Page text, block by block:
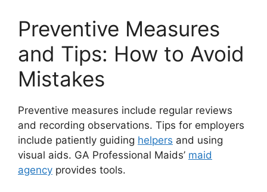
Preventive Measures
and Tips: How to Avoid
Mistakes
Preventive measures include regular reviews
and recording observations. Tips for employers
include patiently guiding helpers and using
visual aids. GA Professional Maids’ maid
agency provides tools.